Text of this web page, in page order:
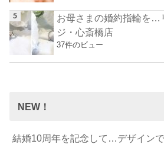
お母さまの婚約指輪を…
ジ・心斎橋店
37件のビュー
NEW！
結婚10周年を記念して…デザイン